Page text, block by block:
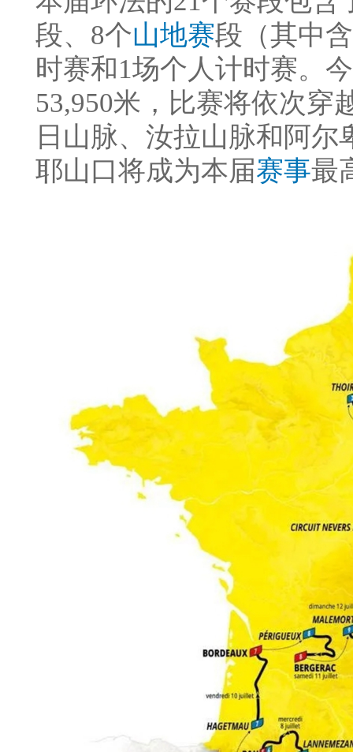
段、8个山地赛段（其中
时赛和1场个人计时赛。
53,950米，比赛将依次穿
日山脉、汝拉山脉和阿尔
耶山口将成为本届赛事最